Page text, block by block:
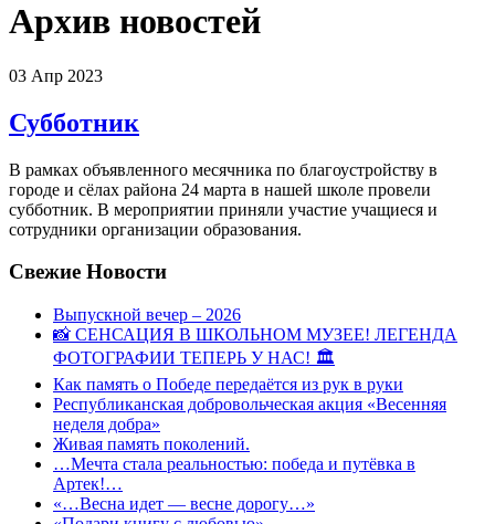
Архив новостей
03 Апр 2023
Субботник
В рамках объявленного месячника по благоустройству в
городе и сёлах района 24 марта в нашей школе провели
субботник. В мероприятии приняли участие учащиеся и
сотрудники организации образования.
Свежие Новости
Выпускной вечер – 2026
📸 СЕНСАЦИЯ В ШКОЛЬНОМ МУЗЕЕ! ЛЕГЕНДА
ФОТОГРАФИИ ТЕПЕРЬ У НАС! 🏛
Как память о Победе передаётся из рук в руки
Республиканская добровольческая акция «Весенняя
неделя добра»
Живая память поколений.
…Мечта стала реальностью: победа и путёвка в
Артек!…
«…Весна идет — весне дорогу…»